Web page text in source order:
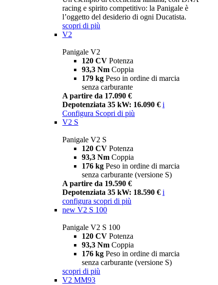
racing e spirito competitivo: la Panigale è
l’oggetto del desiderio di ogni Ducatista.
scopri di più
V2
Panigale V2
120 CV Potenza
93,3 Nm Coppia
179 kg Peso in ordine di marcia
senza carburante
A partire da 17.090 €
Depotenziata 35 kW: 16.090 € i
Configura Scopri di più
V2 S
Panigale V2 S
120 CV Potenza
93,3 Nm Coppia
176 kg Peso in ordine di marcia
senza carburante (versione S)
A partire da 19.590 €
Depotenziata 35 kW: 18.590 € i
configura scopri di più
new V2 S 100
Panigale V2 S 100
120 CV Potenza
93,3 Nm Coppia
176 kg Peso in ordine di marcia
senza carburante (versione S)
scopri di più
V2 MM93